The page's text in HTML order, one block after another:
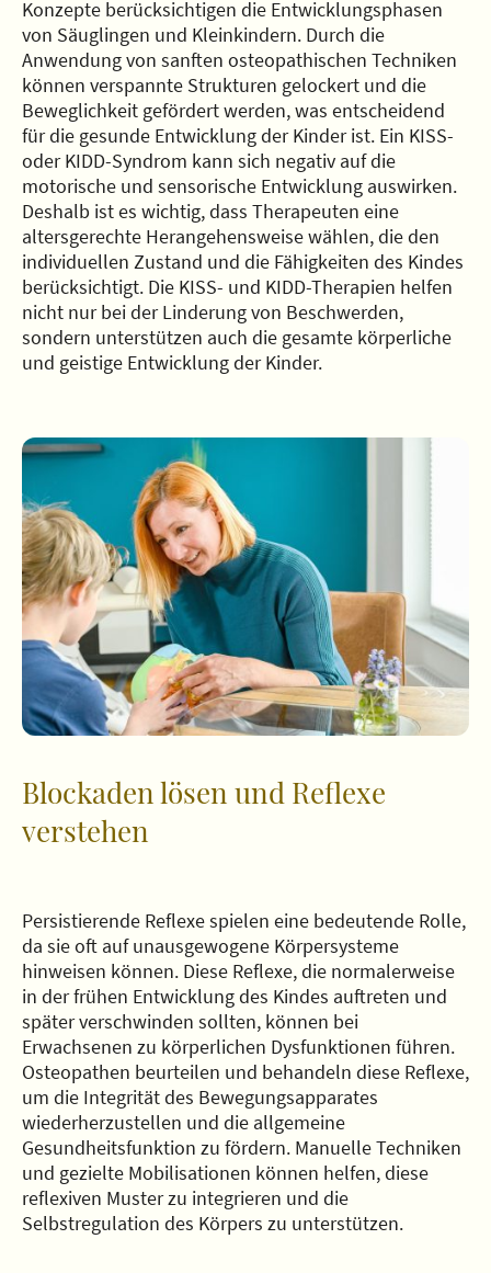
Konzepte berücksichtigen die Entwicklungsphasen
von Säuglingen und Kleinkindern. Durch die
Anwendung von sanften osteopathischen Techniken
können verspannte Strukturen gelockert und die
Beweglichkeit gefördert werden, was entscheidend
für die gesunde Entwicklung der Kinder ist. Ein KISS-
oder KIDD-Syndrom kann sich negativ auf die
motorische und sensorische Entwicklung auswirken.
Deshalb ist es wichtig, dass Therapeuten eine
altersgerechte Herangehensweise wählen, die den
individuellen Zustand und die Fähigkeiten des Kindes
berücksichtigt. Die KISS- und KIDD-Therapien helfen
nicht nur bei der Linderung von Beschwerden,
sondern unterstützen auch die gesamte körperliche
und geistige Entwicklung der Kinder.
Blockaden lösen und Reflexe
verstehen
Persistierende Reflexe spielen eine bedeutende Rolle,
da sie oft auf unausgewogene Körpersysteme
hinweisen können. Diese Reflexe, die normalerweise
in der frühen Entwicklung des Kindes auftreten und
später verschwinden sollten, können bei
Erwachsenen zu körperlichen Dysfunktionen führen.
Osteopathen beurteilen und behandeln diese Reflexe,
um die Integrität des Bewegungsapparates
wiederherzustellen und die allgemeine
Gesundheitsfunktion zu fördern. Manuelle Techniken
und gezielte Mobilisationen können helfen, diese
reflexiven Muster zu integrieren und die
Selbstregulation des Körpers zu unterstützen.